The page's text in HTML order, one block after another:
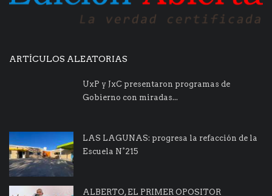
ARTÍCULOS ALEATORIAS
UxP y JxC presentaron programas de
Gobierno con miradas...
LAS LAGUNAS: progresa la refacción de la
Escuela N°215
ALBERTO, EL PRIMER OPOSITOR